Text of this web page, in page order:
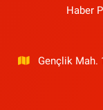
Haber
Gençlik Mah.